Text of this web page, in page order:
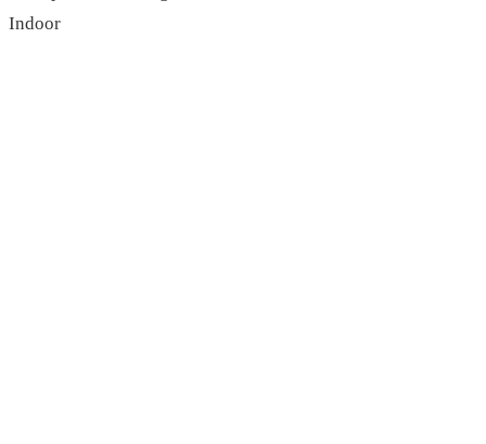
Indoor